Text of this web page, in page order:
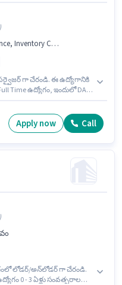
)
Control/Planning
గా చేరండి. ఈ ఉద్యోగానికి
Time ఉద్యోగం, ఇందులో DAY
అభ్యర్థులు తప్పనిసరిగా
- 5 ఏళ్లు సంవత్సరాల అనుభవం
Apply now Call
)
లోడర్/అన్‌లోడర్ గా చేరండి.
0 - 3 ఏళ్లు సంవత్సరాల